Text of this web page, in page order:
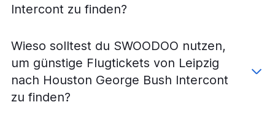
Flüge von Berlin nach Houston George Bush Intercont
Flüge von Stuttgart nach Houston George Bush
Intercont
Flüge von Köln nach Houston-Hobby
Flüge von Nürnberg nach Houston George Bush
Intercont
Intercont zu finden?
Wieso solltest du SWOODOO nutzen,
um günstige Flugtickets von Leipzig
nach Houston George Bush Intercont
zu finden?